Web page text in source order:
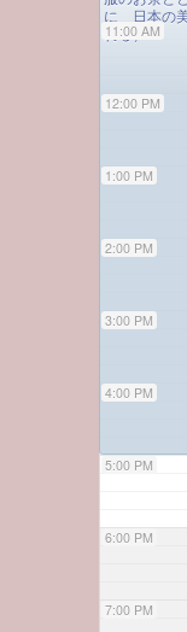
11:00 AM
12:00 PM
1:00 PM
2:00 PM
3:00 PM
4:00 PM
5:00 PM
6:00 PM
7:00 PM
に 日本の
れる）